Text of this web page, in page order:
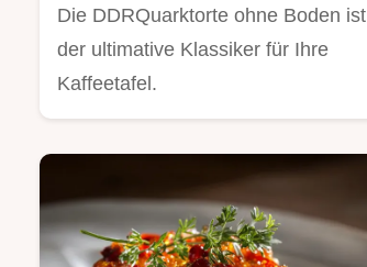
Die DDRQuarktorte ohne Boden ist
der ultimative Klassiker für Ihre
Kaffeetafel.